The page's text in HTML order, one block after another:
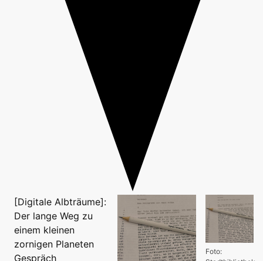
Foto:
[Digitale Albträume]:
Der lange Weg zu
einem kleinen
zornigen Planeten
Gespräch